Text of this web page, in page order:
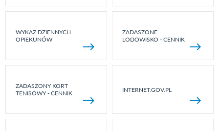
WYKAZ DZIENNYCH
OPIEKUNÓW
ZADASZONE
LODOWISKO - CENNIK
ZADASZONY KORT
TENISOWY - CENNIK
INTERNET.GOV.PL